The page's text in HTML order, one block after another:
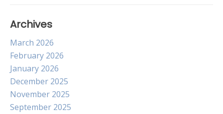
Archives
March 2026
February 2026
January 2026
December 2025
November 2025
September 2025